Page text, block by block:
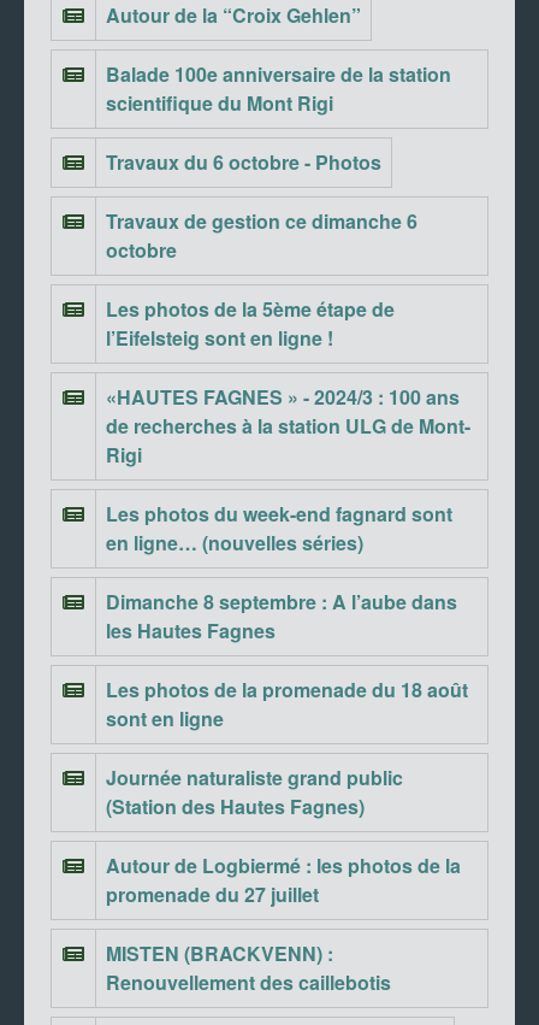
Autour de la “Croix Gehlen”
Balade 100e anniversaire de la station
scientifique du Mont Rigi
Travaux du 6 octobre - Photos
Travaux de gestion ce dimanche 6
octobre
Les photos de la 5ème étape de
l’Eifelsteig sont en ligne !
«HAUTES FAGNES » - 2024/3 : 100 ans
de recherches à la station ULG de Mont-
Rigi
Les photos du week-end fagnard sont
en ligne… (nouvelles séries)
Dimanche 8 septembre : A l’aube dans
les Hautes Fagnes
Les photos de la promenade du 18 août
sont en ligne
Journée naturaliste grand public
(Station des Hautes Fagnes)
Autour de Logbiermé : les photos de la
promenade du 27 juillet
MISTEN (BRACKVENN) :
Renouvellement des caillebotis